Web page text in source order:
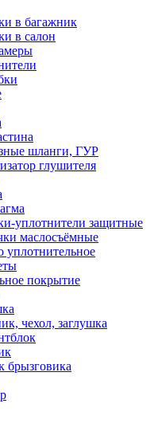
в багажник
в салон
шланги, ГУР
глушителя
уплотнители защитные
маслосъёмные
уплотнительное
покрытие
чехол, заглушка
брызговика